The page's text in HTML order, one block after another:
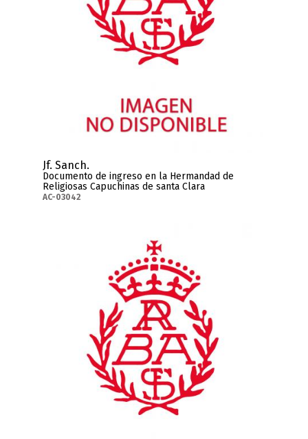
Jf. Sanch.
Documento de ingreso en la Hermandad de
Religiosas Capuchinas de santa Clara
AC-03042